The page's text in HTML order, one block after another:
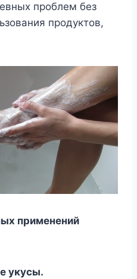
проблем без
продуктов,
применений
укусы.